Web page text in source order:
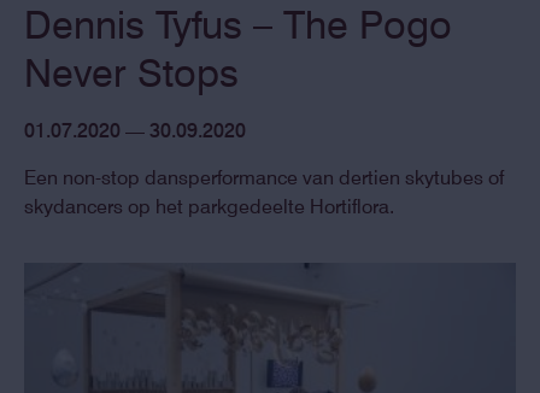
Dennis Tyfus – The Pogo
Never Stops
01.07.2020 — 30.09.2020
Een non-stop dansperformance van dertien skytubes of
skydancers op het parkgedeelte Hortiflora.